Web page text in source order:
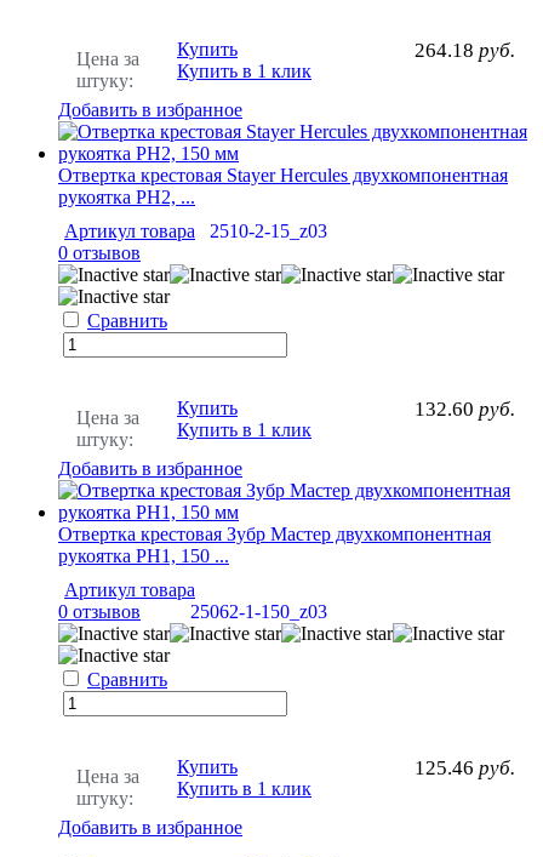
Цена за
штуку:
264.18 руб.
Купить
Купить в 1 клик
Добавить в избранное
Отвертка крестовая Stayer Hercules двухкомпонентная
рукоятка PH2, ...
Артикул товара
2510-2-15_z03
0 отзывов
Сравнить
Цена за
штуку:
132.60 руб.
Купить
Купить в 1 клик
Добавить в избранное
Отвертка крестовая Зубр Мастер двухкомпонентная
рукоятка PH1, 150 ...
Артикул товара
25062-1-150_z03
0 отзывов
Сравнить
Цена за
штуку:
125.46 руб.
Купить
Купить в 1 клик
Добавить в избранное